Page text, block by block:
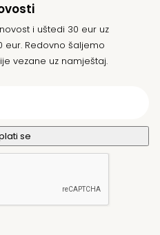
i uštedi 30 eur uz
eur. Redovno šaljemo
vezane uz namještaj.